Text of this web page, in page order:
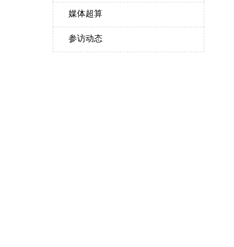
媒体超算
参访动态